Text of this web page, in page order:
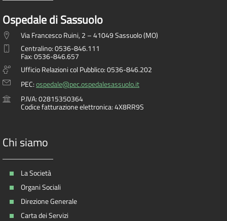
Ospedale di Sassuolo
Via Francesco Ruini, 2 – 41049 Sassuolo (MO)
Centralino: 0536-846.111
Fax: 0536-846.657
Ufficio Relazioni col Pubblico: 0536-846.202
PEC:ospedale@pec.ospedalesassuolo.it
P.IVA: 02815350364
Codice fatturazione elettronica: 4X8RR9S
Chi siamo
La Società
Organi Sociali
Direzione Generale
Carta dei Servizi